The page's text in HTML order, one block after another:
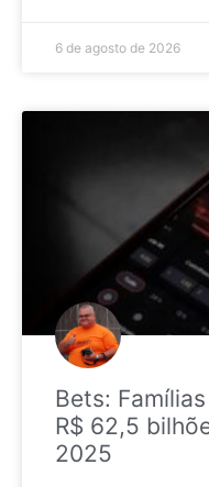
6 de agosto de 2026
Bets:
R$ 62,5
2025